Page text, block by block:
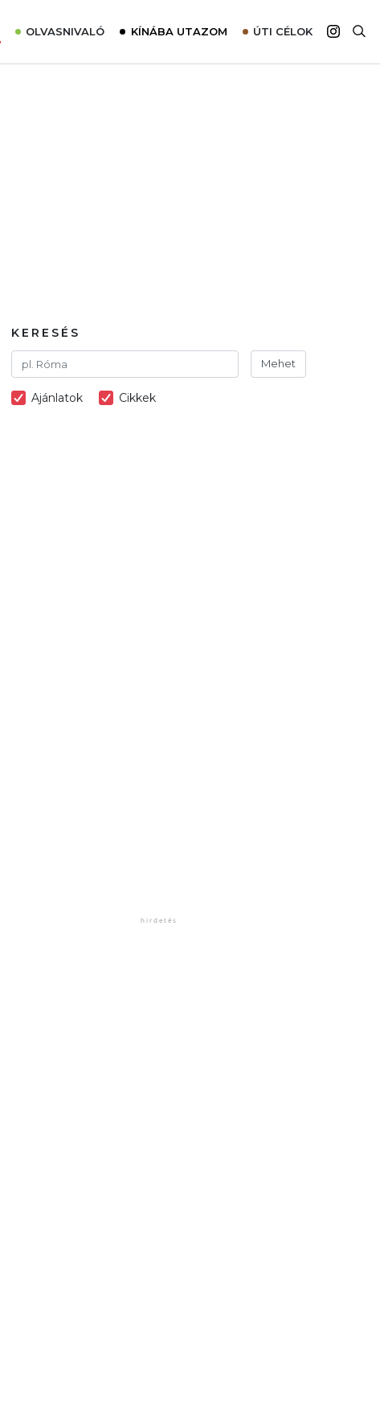
OLVASNIVALÓ KÍNÁBA UTAZOM ÚTI CÉLOK
KERESÉS
Mehet
Ajánlatok Cikkek